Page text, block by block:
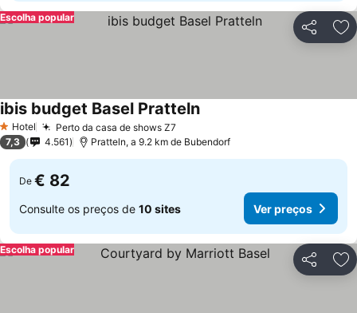
Partilhar
Escolha popular
1 Estrelas
Hotel Perto da casa de shows Z7
ibis budget Basel Pratteln
7,3 4.561 Pratteln, a 9.2 km de Bubendorf
De € 82
Consulte os preços de 10 sites Ver preços
Partilhar
Escolha popular